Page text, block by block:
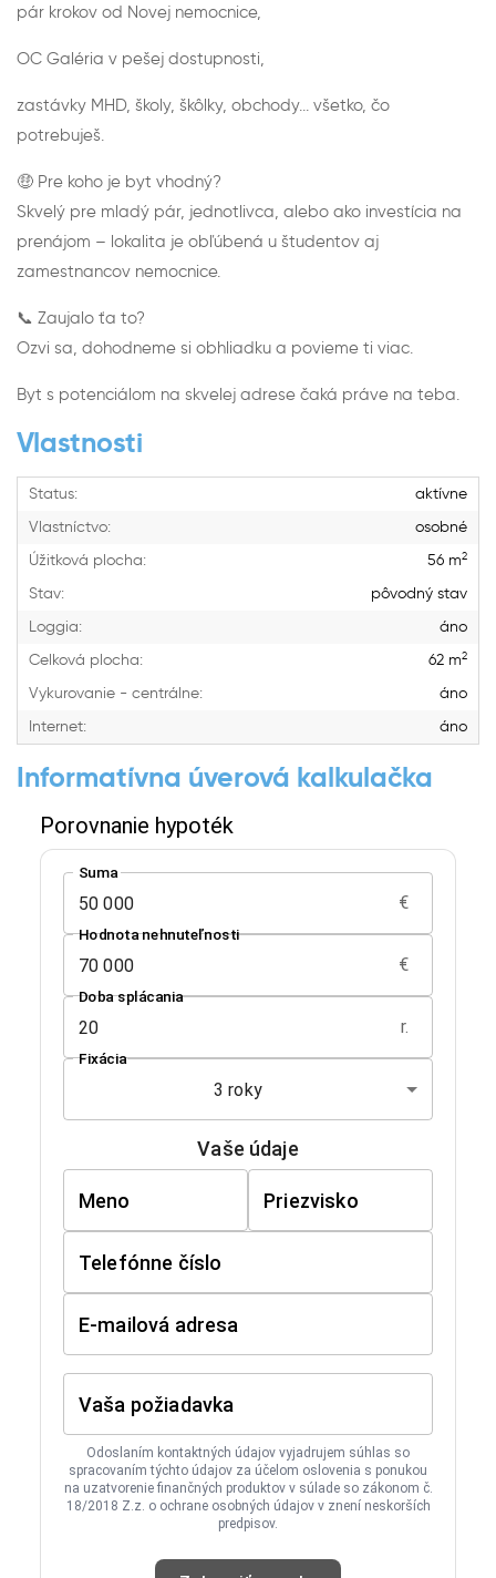
pár krokov od Novej nemocnice,
OC Galéria v pešej dostupnosti,
zastávky MHD, školy, škôlky, obchody... všetko, čo
potrebuješ.
🤑 Pre koho je byt vhodný?
Skvelý pre mladý pár, jednotlivca, alebo ako investícia na
prenájom – lokalita je obľúbená u študentov aj
zamestnancov nemocnice.
📞 Zaujalo ťa to?
Ozvi sa, dohodneme si obhliadku a povieme ti viac.
Byt s potenciálom na skvelej adrese čaká práve na teba.
Vlastnosti
Status:
aktívne
Vlastníctvo:
osobné
Úžitková plocha:
56 m2
Stav:
pôvodný stav
Loggia:
áno
Celková plocha:
62 m2
Vykurovanie - centrálne:
áno
Internet:
áno
Informatívna úverová kalkulačka